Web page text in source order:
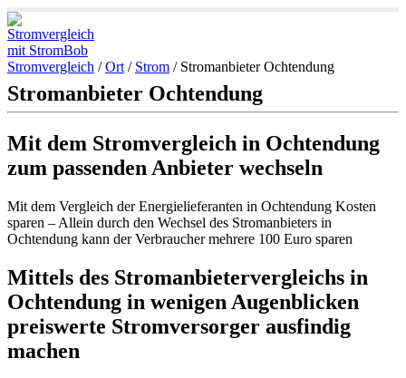
Stromvergleich /Ort / Strom / Stromanbieter Ochtendung
Stromanbieter Ochtendung
Mit dem Stromvergleich in Ochtendung
zum passenden Anbieter wechseln
Mit dem Vergleich der Energielieferanten in Ochtendung Kosten
sparen – Allein durch den Wechsel des Stromanbieters in
Ochtendung kann der Verbraucher mehrere 100 Euro sparen
Mittels des Stromanbietervergleichs in
Ochtendung in wenigen Augenblicken
preiswerte Stromversorger ausfindig
machen